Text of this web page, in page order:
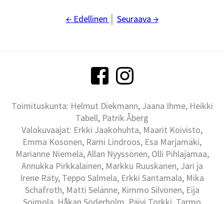
← Edellinen Seuraava →
Toimituskunta: Helmut Diekmann, Jaana Ihme, Heikki
Tabell, Patrik Åberg
Valokuvaajat: Erkki Jaakohuhta, Maarit Koivisto,
Emma Kosonen, Rami Lindroos, Esa Marjamäki,
Marianne Niemelä, Allan Nyyssönen, Olli Pihlajamaa,
Annukka Pirkkalainen, Markku Ruuskanen, Jari ja
Irene Räty, Teppo Salmela, Erkki Santamala, Mika
Schafroth, Matti Selänne, Kimmo Silvonen, Eija